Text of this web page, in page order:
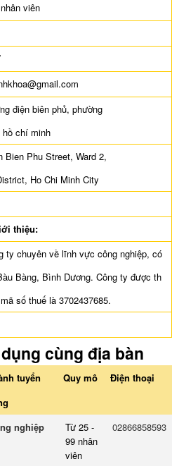
viên
điện biên phủ, phường
chí minh
Bien Phu Street, Ward 2,
Ho Chi Minh City
thiệu:
ty chuyên về lĩnh vực công nghiệp, có
Bàng, Bình Dương. Công ty được th
số thuế là 3702437685.
cùng địa bàn
tuyển
Quy mô Điện thoại
nghiệp
Từ 25 -
99 nhân
viên
02866858593